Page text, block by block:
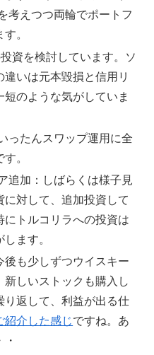
考えつつ両輪でポートフ
。
資を検討しています。ソ
いは元本毀損と信用リ
のような気がしていま
ったんスワップ運用に全
。
追加：しばらくは様子見
対して、追加投資して
にトルコリラへの投資は
ます。
後も少しずつウイスキー
新しいストックも購入し
り返して、利益が出る仕
紹介した感じですね。あ